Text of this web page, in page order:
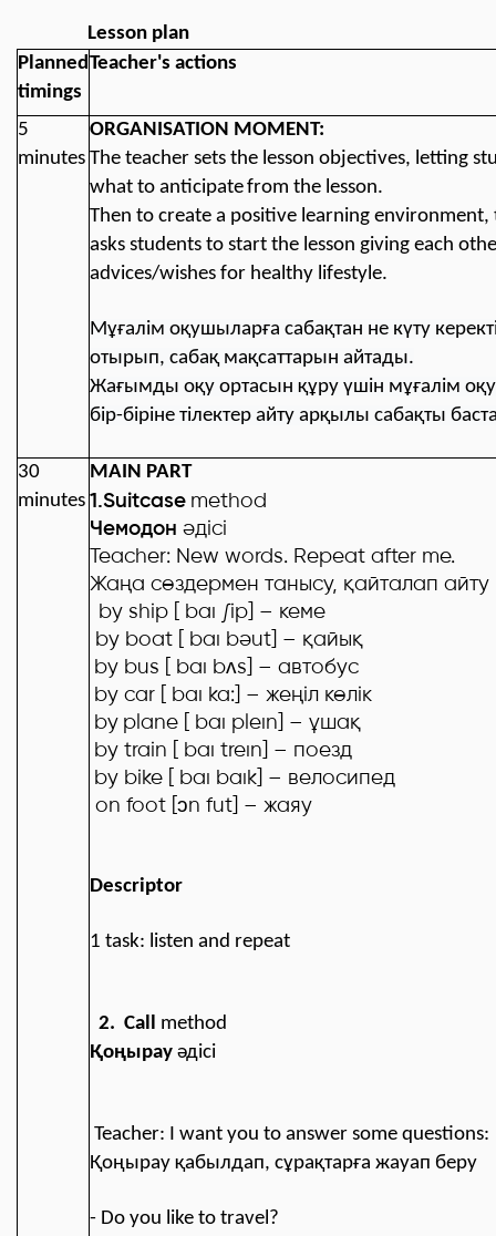
Lesson plan
Planned
timings
Teacher's actions
5
minutes
ORGANISATION MOMENT:
The teacher sets the lesson objectives, letting
what to anticipatefrom the lesson.
Then to create a positive learning environment,
asks students to start the lesson giving each
advices/wishes for healthy lifestyle.
Мұғалім оқушыларға сабақтан не күту
отырып, сабақ мақсаттарын айтады.
Жағымды оқу ортасын құру үшін мұғалім
бір-біріне тілектер айту арқылы сабақты
30
minutes
MAIN PART
1.Suitcase method
Чемодон әдісі
Teacher: New words. Repeat after me.
Жаңа сөздермен танысу, қайталап айту
by ship [ baı ∫ip] – кеме
by boat [ baı bәut] – қайық
by bus [ baı bʌs] – автобус
by car [ baı ka:] – жеңіл көлік
by plane [ baı pleın] – ұшақ
by train [ baı treın] – поезд
by bike [ baı baık] – велосипед
on foot [ͻn fut] – жаяу
Descriptor
1 task: listen and repeat
2. Call method
Қоңырау әдісі
Teacher: I want you to answer some questions:
Қоңырау қабылдап, сұрақтарға жауап беру
- Do you like to travel?